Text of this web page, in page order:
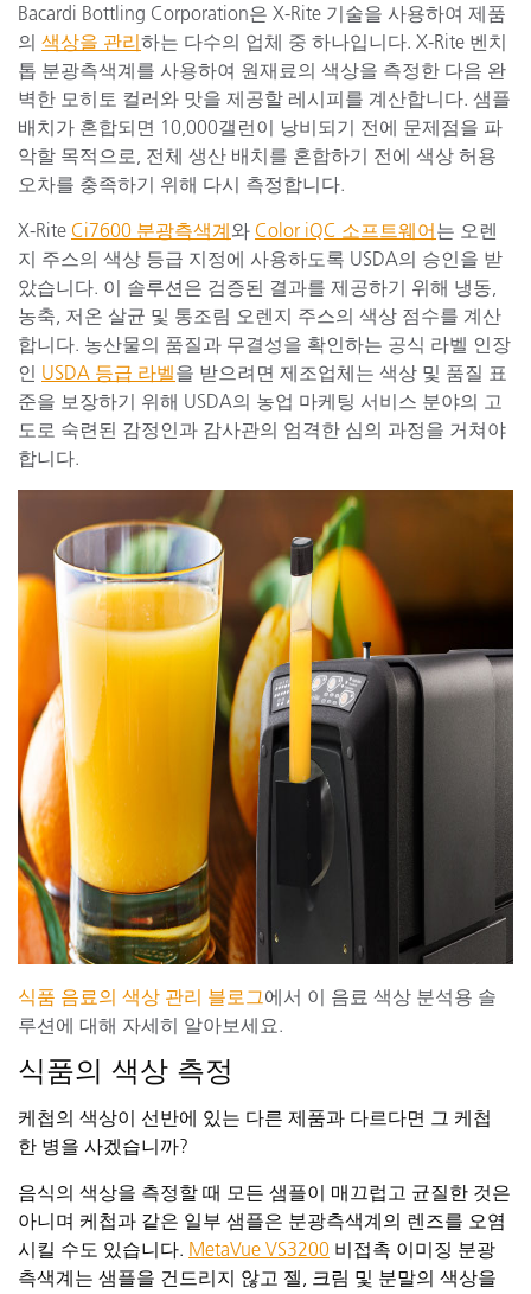
Bacardi Bottling Corporation은 X-Rite 기술을 사용하여 제품
의 색상을 관리하는 다수의 업체 중 하나입니다. X-Rite 벤치
톱 분광측색계를 사용하여 원재료의 색상을 측정한 다음 완
벽한 모히토 컬러와 맛을 제공할 레시피를 계산합니다. 샘플
배치가 혼합되면 10,000갤런이 낭비되기 전에 문제점을 파
악할 목적으로, 전체 생산 배치를 혼합하기 전에 색상 허용
오차를 충족하기 위해 다시 측정합니다.
X-Rite Ci7600 분광측색계와 Color iQC 소프트웨어는 오렌
지 주스의 색상 등급 지정에 사용하도록 USDA의 승인을 받
았습니다. 이 솔루션은 검증된 결과를 제공하기 위해 냉동,
농축, 저온 살균 및 통조림 오렌지 주스의 색상 점수를 계산
합니다. 농산물의 품질과 무결성을 확인하는 공식 라벨 인장
인 USDA 등급 라벨을 받으려면 제조업체는 색상 및 품질 표
준을 보장하기 위해 USDA의 농업 마케팅 서비스 분야의 고
도로 숙련된 감정인과 감사관의 엄격한 심의 과정을 거쳐야
합니다.
식품 음료의 색상 관리 블로그에서 이 음료 색상 분석용 솔
루션에 대해 자세히 알아보세요.
식품의 색상 측정
케첩의 색상이 선반에 있는 다른 제품과 다르다면 그 케첩
한 병을 사겠습니까?
음식의 색상을 측정할 때 모든 샘플이 매끄럽고 균질한 것은
아니며 케첩과 같은 일부 샘플은 분광측색계의 렌즈를 오염
시킬 수도 있습니다. MetaVue VS3200 비접촉 이미징 분광
측색계는 샘플을 건드리지 않고 젤, 크림 및 분말의 색상을